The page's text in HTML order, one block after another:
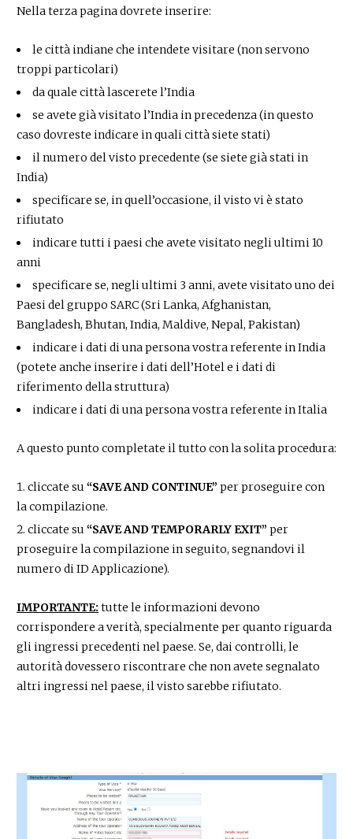
Nella terza pagina dovrete inserire:
le città indiane che intendete visitare (non servono
troppi particolari)
da quale città lascerete l’India
se avete già visitato l’India in precedenza (in questo
caso dovreste indicare in quali città siete stati)
il numero del visto precedente (se siete già stati in
India)
specificare se, in quell’occasione, il visto vi è stato
rifiutato
indicare tutti i paesi che avete visitato negli ultimi 10
anni
specificare se, negli ultimi 3 anni, avete visitato uno dei
Paesi del gruppo SARC (Sri Lanka, Afghanistan,
Bangladesh, Bhutan, India, Maldive, Nepal, Pakistan)
indicare i dati di una persona vostra referente in India
(potete anche inserire i dati dell’Hotel e i dati di
riferimento della struttura)
indicare i dati di una persona vostra referente in Italia
A questo punto completate il tutto con la solita procedura:
cliccate su “SAVE AND CONTINUE” per proseguire con
la compilazione.
cliccate su “SAVE AND TEMPORARLY EXIT” per
proseguire la compilazione in seguito, segnandovi il
numero di ID Applicazione).
IMPORTANTE: tutte le informazioni devono
corrispondere a verità, specialmente per quanto riguarda
gli ingressi precedenti nel paese. Se, dai controlli, le
autorità dovessero riscontrare che non avete segnalato
altri ingressi nel paese, il visto sarebbe rifiutato.